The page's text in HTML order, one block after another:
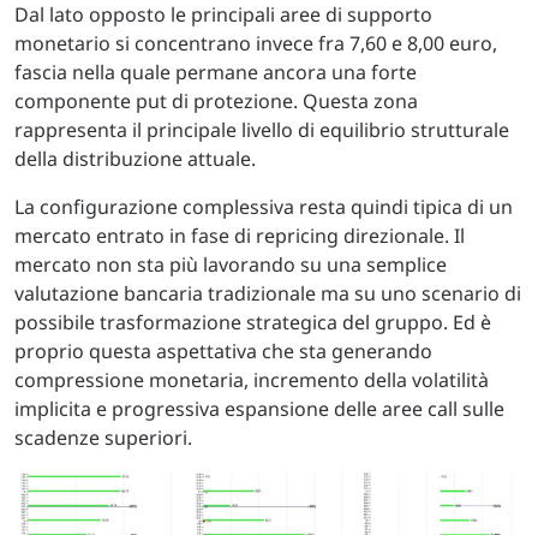
Dal lato opposto le principali aree di supporto
monetario si concentrano invece fra 7,60 e 8,00 euro,
fascia nella quale permane ancora una forte
componente put di protezione. Questa zona
rappresenta il principale livello di equilibrio strutturale
della distribuzione attuale.
La configurazione complessiva resta quindi tipica di un
mercato entrato in fase di repricing direzionale. Il
mercato non sta più lavorando su una semplice
valutazione bancaria tradizionale ma su uno scenario di
possibile trasformazione strategica del gruppo. Ed è
proprio questa aspettativa che sta generando
compressione monetaria, incremento della volatilità
implicita e progressiva espansione delle aree call sulle
scadenze superiori.